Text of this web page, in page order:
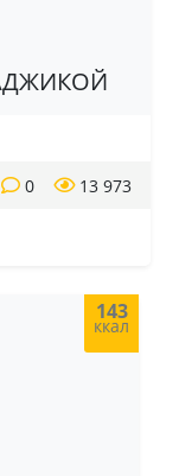
13 973
0
143
ккал